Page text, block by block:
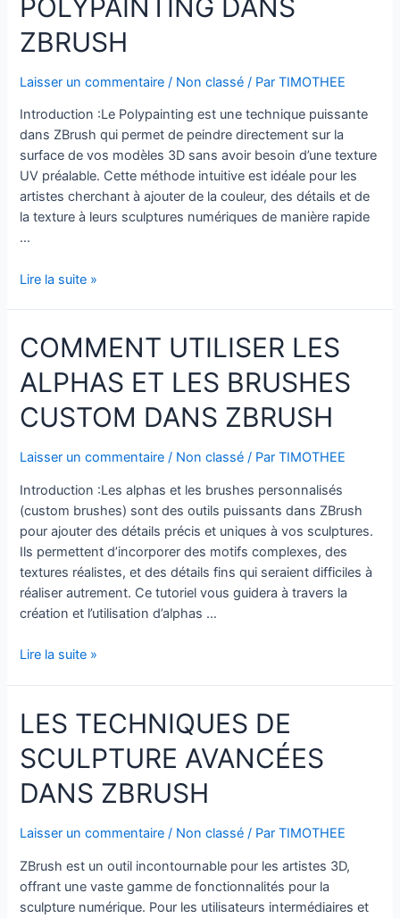
Est
Meilleure
pour
les
Artistes
3D
?
POLYPAINTING DANS
ZBRUSH
Laisser un commentaire / Non classé / ParTIMOTHEE
Introduction :Le Polypainting est une technique puissante
dans ZBrush qui permet de peindre directement sur la
surface de vos modèles 3D sans avoir besoin d’une texture
UV préalable. Cette méthode intuitive est idéale pour les
artistes cherchant à ajouter de la couleur, des détails et de
la texture à leurs sculptures numériques de manière rapide
…
Débuter
Polypainting
dans
ZBrush
Lire la suite »
COMMENT UTILISER LES
ALPHAS ET LES BRUSHES
CUSTOM DANS ZBRUSH
Laisser un commentaire / Non classé / ParTIMOTHEE
Introduction :Les alphas et les brushes personnalisés
(custom brushes) sont des outils puissants dans ZBrush
pour ajouter des détails précis et uniques à vos sculptures.
Ils permettent d’incorporer des motifs complexes, des
textures réalistes, et des détails fins qui seraient difficiles à
réaliser autrement. Ce tutoriel vous guidera à travers la
création et l’utilisation d’alphas …
Comment
Alphas
et
les
Custom
ZBrush
Lire la suite »
LES TECHNIQUES DE
SCULPTURE AVANCÉES
DANS ZBRUSH
Laisser un commentaire / Non classé / ParTIMOTHEE
ZBrush est un outil incontournable pour les artistes 3D,
offrant une vaste gamme de fonctionnalités pour la
sculpture numérique. Pour les utilisateurs intermédiaires et